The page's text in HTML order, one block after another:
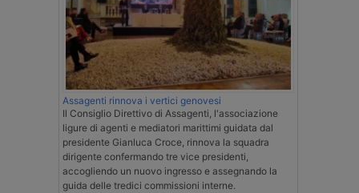
Assagenti rinnova i vertici genovesi
Il Consiglio Direttivo di Assagenti, l'associazione
ligure di agenti e mediatori marittimi guidata dal
presidente Gianluca Croce, rinnova la squadra
dirigente confermando tre vice presidenti,
accogliendo un nuovo ingresso e assegnando la
guida delle tredici commissioni interne.